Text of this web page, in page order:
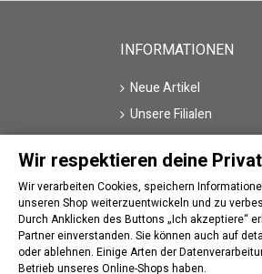
INFORMATIONEN
Neue Artikel
Unsere Filialen
Kontakt
Hersteller/Marke
Wir respektieren deine
Wir verarbeiten Cookies, speichern
unseren Shop weiterzuentwickeln und zu
Durch Anklicken des Buttons „Ich akzeptiere“
Partner einverstanden. Sie können auch auf
oder ablehnen. Einige Arten der
Betrieb unseres Online-Shops haben.